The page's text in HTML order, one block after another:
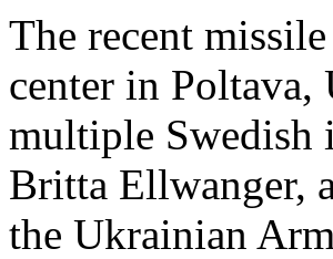
The recent
center in Poltava,
multiple Swedish
Britta Ellwanger,
the Ukrainian